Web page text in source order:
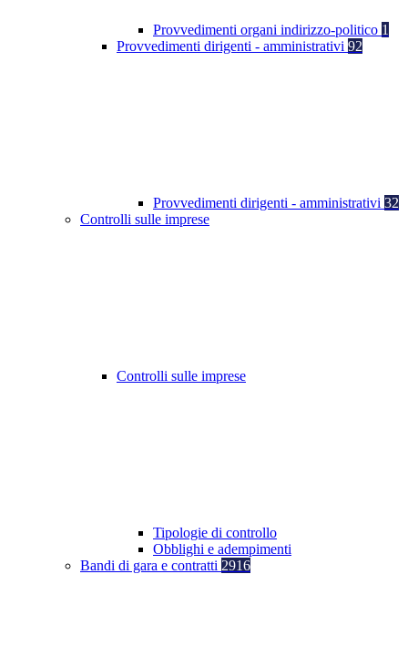
Provvedimenti organi indirizzo-politico 1
Provvedimenti dirigenti - amministrativi 92
Provvedimenti dirigenti - amministrativi 32
Controlli sulle imprese
Controlli sulle imprese
Tipologie di controllo
Obblighi e adempimenti
Bandi di gara e contratti 2916